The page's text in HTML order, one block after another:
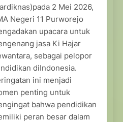
2 Mei 2026,
Negeri 11 Purworejo
upacara untuk
jasa Ki Hajar
sebagai pelopor
diIndonesia.
ini menjadi
penting untuk
bahwa pendidikan
peran besar dalam